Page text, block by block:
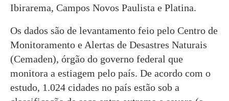
Ibirarema, Campos Novos Paulista e Platina.
Os dados são de levantamento feio pelo Centro de
Monitoramento e Alertas de Desastres Naturais
(Cemaden), órgão do governo federal que
monitora a estiagem pelo país. De acordo com o
estudo, 1.024 cidades no país estão sob a